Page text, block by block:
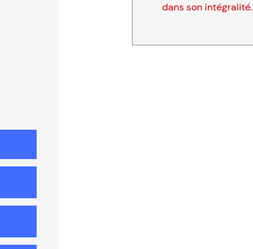
dans son intégralité.